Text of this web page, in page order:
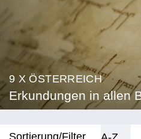
9 X ÖSTERREICH
Erkundungen in allen
Sortierung/Filter